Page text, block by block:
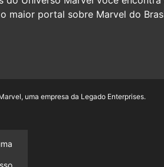
maior portal sobre Marvel do
uma empresa da Legado Enterprises.